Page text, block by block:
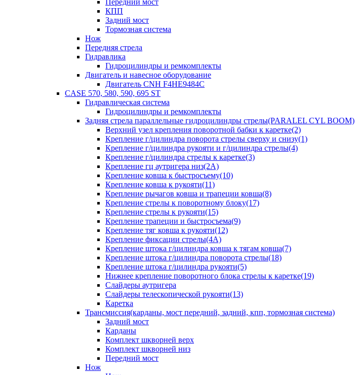
Передний мост
КПП
Задний мост
Тормозная система
Нож
Передняя стрела
Гидравлика
Гидроцилиндры и ремкомплекты
Двигатель и навесное оборудование
Двигатель CNH F4HE9484C
CASE 570, 580, 590, 695 ST
Гидравлическая система
Гидроцилиндры и ремкомплекты
Задняя стрела параллельные гидроцилиндры стрелы(PARALEL CYL BOOM)
Верхний узел крепления поворотной бабки к каретке(2)
Крепление г/цилиндра поворота стрелы сверху и снизу(1)
Крепление г/цилиндра рукояти и г/цилиндра стрелы(4)
Крепление г/цилиндра стрелы к каретке(3)
Крепление гц аутригера низ(2А)
Крепление ковша к быстросъему(10)
Крепление ковша к рукояти(11)
Крепление рычагов ковша и трапеции ковша(8)
Крепление стрелы к поворотному блоку(17)
Крепление стрелы к рукояти(15)
Крепление трапеции и быстросъема(9)
Крепление тяг ковша к рукояти(12)
Крепление фиксации стрелы(4A)
Крепление штока г/цилиндра ковша к тягам ковша(7)
Крепление штока г/цилиндра поворота стрелы(18)
Крепление штока г/цилиндра рукояти(5)
Нижнее крепление поворотного блока стрелы к каретке(19)
Слайдеры аутригера
Слайдеры телескопической рукояти(13)
Каретка
Трансмиссия(карданы, мост передний, задний, кпп, тормозная система)
Задний мост
Карданы
Комплект шкворней верх
Комплект шкворней низ
Передний мост
Нож